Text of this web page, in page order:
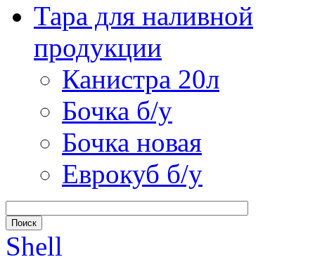
Тара для наливной
продукции
Канистра 20л
Бочка б/у
Бочка новая
Еврокуб б/у
Shell